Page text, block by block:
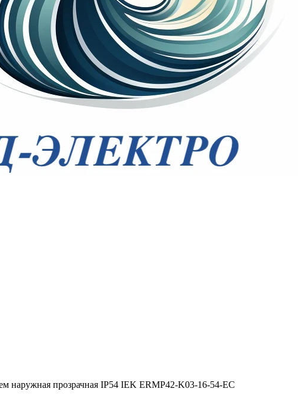
наружная прозрачная IP54 IEK ERMP42-K03-16-54-EC